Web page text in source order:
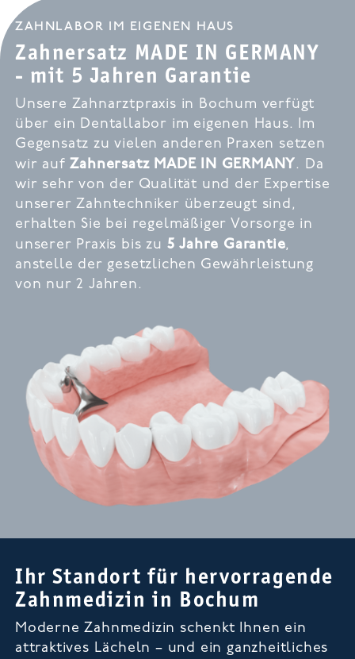
ZAHNLABOR IM EIGENEN HAUS
Zahnersatz MADE IN GERMANY
- mit 5 Jahren Garantie
Unsere Zahnarztpraxis in Bochum verfügt
über ein Dentallabor im eigenen Haus. Im
Gegensatz zu vielen anderen Praxen setzen
wir aufZahnersatz MADE IN GERMANY. Da
wir sehr von der Qualität und der Expertise
unserer Zahntechniker überzeugt sind,
erhalten Sie bei regelmäßiger Vorsorge in
unserer Praxis bis zu 5 Jahre Garantie,
anstelle der gesetzlichen Gewährleistung
von nur 2 Jahren.
Ihr Standort für hervorragende
Zahnmedizin in Bochum
Moderne Zahnmedizin schenkt Ihnen ein
attraktives Lächeln – und ein ganzheitliches